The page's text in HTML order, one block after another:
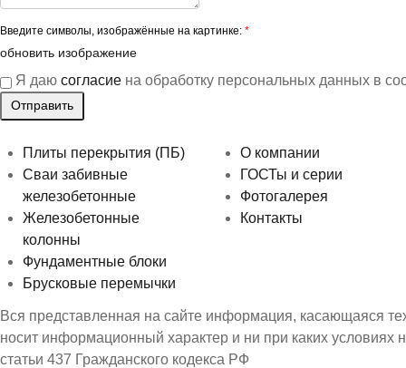
Введите символы, изображённые на картинке: *
обновить изображение
Я даю согласие на обработку персональных данных в
Плиты перекрытия (ПБ)
Сваи забивные
железобетонные
Железобетонные
колонны
Фундаментные блоки
Брусковые перемычки
О компании
ГОСТы и серии
Фотогалерея
Контакты
Вся представленная на сайте информация, касающаяся
носит информационный характер и ни при каких
статьи 437 Гражданского кодекса РФ